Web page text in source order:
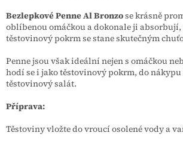
Bezlepkové Penne Al Bronzose krásně
oblíbenou omáčkou a dokonale ji absorbují,
těstovinový pokrm se stane skutečným
Penne jsou však ideální nejen s omáčkou
hodí se i jako těstovinový pokrm, do nákypu
těstovinový salát.
Příprava:
Těstoviny vložte do vroucí osolené vody a